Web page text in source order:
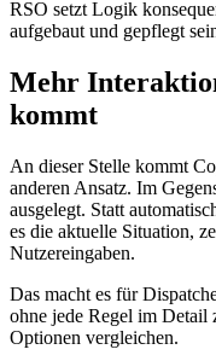
RSO setzt Logik
aufgebaut und gepflegt
Mehr
kommt
An dieser Stelle kommt
anderen Ansatz. Im
ausgelegt. Statt
es die aktuelle Situation,
Nutzereingaben.
Das macht es für
ohne jede Regel im Detail
Optionen vergleichen.